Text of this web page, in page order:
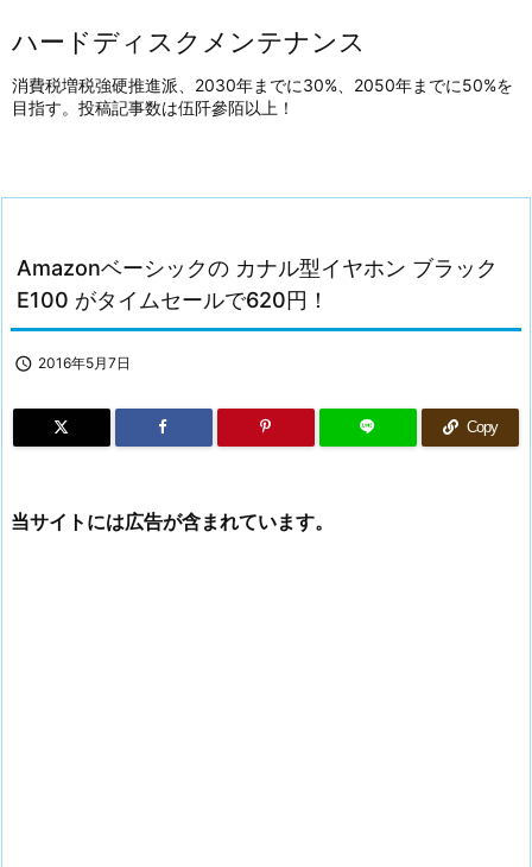
ハードディスクメンテナンス
消費税増税強硬推進派、2030年までに30%、2050年までに50%を
目指す。投稿記事数は伍阡參陌以上！
Amazonベーシックの カナル型イヤホン ブラック
E100 がタイムセールで620円！
 2016年5月7日
Copy
当サイトには広告が含まれています。